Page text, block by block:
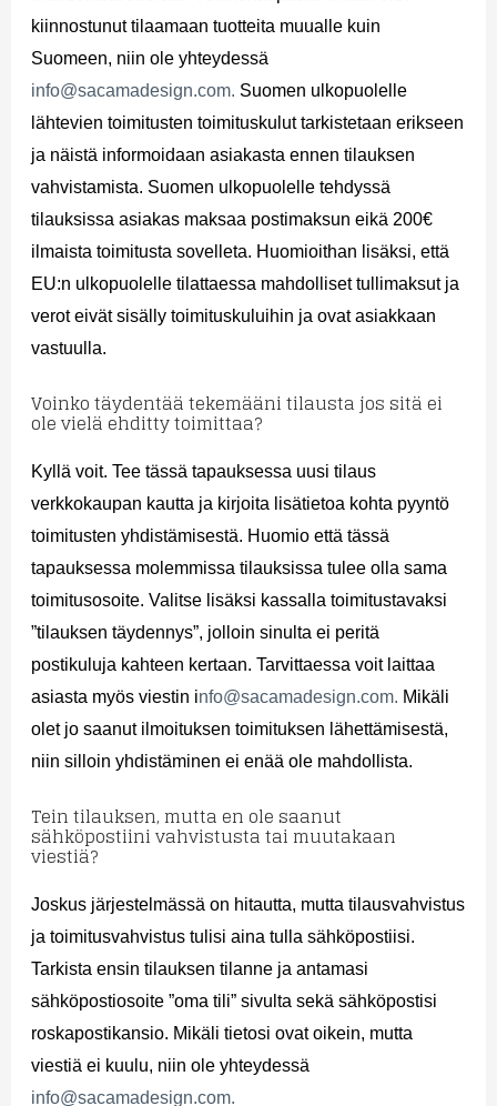
kiinnostunut tilaamaan tuotteita muualle kuin
Suomeen, niin ole yhteydessä
info@sacamadesign.com. Suomen ulkopuolelle
lähtevien toimitusten toimituskulut tarkistetaan erikseen
ja näistä informoidaan asiakasta ennen tilauksen
vahvistamista. Suomen ulkopuolelle tehdyssä
tilauksissa asiakas maksaa postimaksun eikä 200€
ilmaista toimitusta sovelleta. Huomioithan lisäksi, että
EU:n ulkopuolelle tilattaessa mahdolliset tullimaksut ja
verot eivät sisälly toimituskuluihin ja ovat asiakkaan
vastuulla.
Voinko täydentää tekemääni tilausta jos sitä ei
ole vielä ehditty toimittaa?
Kyllä voit. Tee tässä tapauksessa uusi tilaus
verkkokaupan kautta ja kirjoita lisätietoa kohta pyyntö
toimitusten yhdistämisestä. Huomio että tässä
tapauksessa molemmissa tilauksissa tulee olla sama
toimitusosoite. Valitse lisäksi kassalla toimitustavaksi
”tilauksen täydennys”, jolloin sinulta ei peritä
postikuluja kahteen kertaan. Tarvittaessa voit laittaa
asiasta myös viestin info@sacamadesign.com. Mikäli
olet jo saanut ilmoituksen toimituksen lähettämisestä,
niin silloin yhdistäminen ei enää ole mahdollista.
Tein tilauksen, mutta en ole saanut
sähköpostiini vahvistusta tai muutakaan
viestiä?
Joskus järjestelmässä on hitautta, mutta tilausvahvistus
ja toimitusvahvistus tulisi aina tulla sähköpostiisi.
Tarkista ensin tilauksen tilanne ja antamasi
sähköpostiosoite ”oma tili” sivulta sekä sähköpostisi
roskapostikansio. Mikäli tietosi ovat oikein, mutta
viestiä ei kuulu, niin ole yhteydessä
info@sacamadesign.com.